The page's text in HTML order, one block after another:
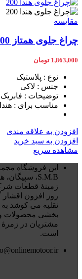
مقایسه
چراغ جلوی همتاز 200
1,863,000 تومان
نوع : پلاستیک
جنس : لاکی
توضیحات :
مناسب برای :
افزودن به علاقه مندی
افزودن به سبد خرید
مشاهده سریع
این فروشگاه
زمینۀ قطعات
روز افزون اقشار
نقلیه می کوشد به
بخشی محصولات
مشتریان در
است.